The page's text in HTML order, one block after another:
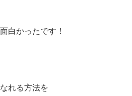
白かったです！
れる方法を